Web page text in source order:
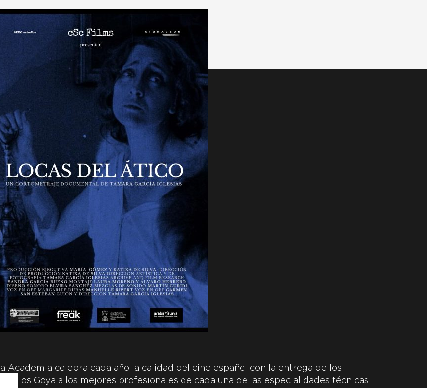
La Academia celebra cada año la calidad del cine español con la entrega de los
Premios Goya a los mejores profesionales de cada una de las especialidades técnicas